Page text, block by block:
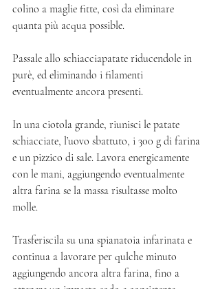
colino a maglie fitte, così da eliminare
quanta più acqua possible.
Passale allo schiacciapatate riducendole in
purè, ed eliminando i filamenti
eventualmente ancora presenti.
In una ciotola grande, riunisci le patate
schiacciate, l’uovo sbattuto, i 300 g di farina
e un pizzico di sale. Lavora energicamente
con le mani, aggiungendo eventualmente
altra farina se la massa risultasse molto
molle.
Trasferiscila su una spianatoia infarinata e
continua a lavorare per qulche minuto
aggiungendo ancora altra farina, fino a